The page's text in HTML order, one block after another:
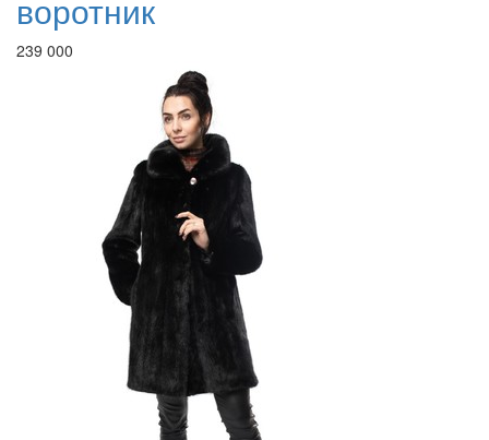
воротник
239 000